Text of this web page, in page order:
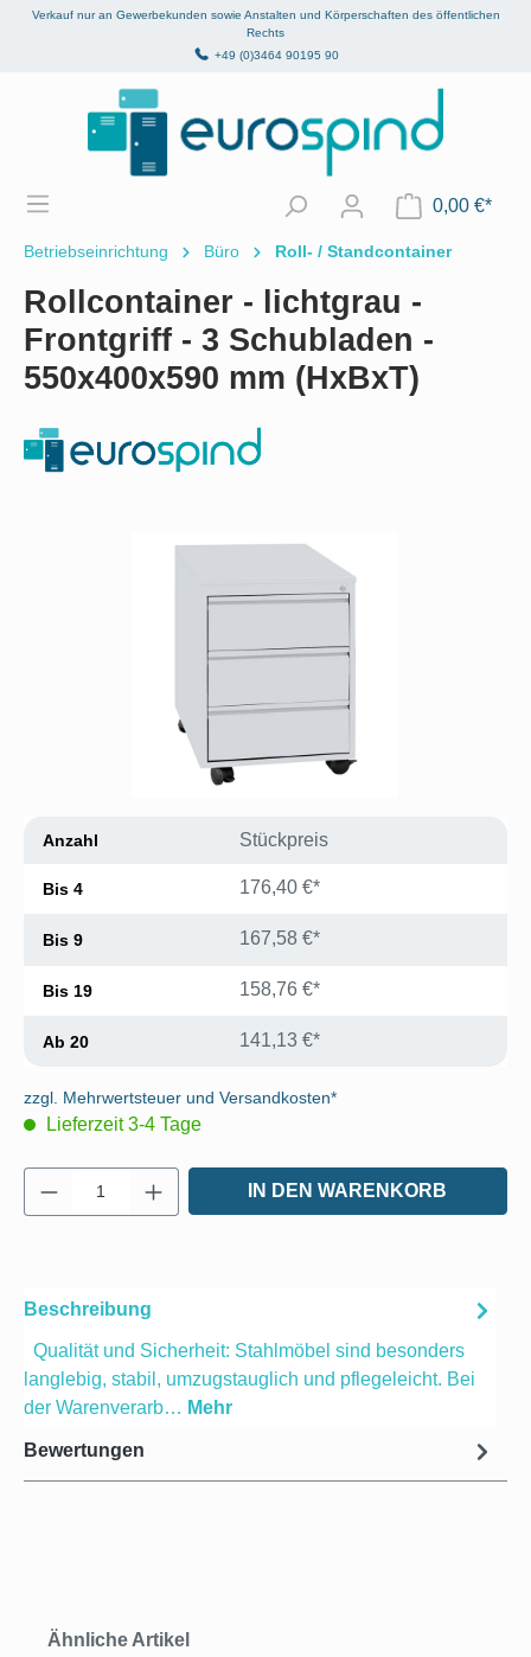
springen
Verkauf nur an Gewerbekunden sowie Anstalten und Körperschaften des öffentlichen
Rechts
+49 (0)3464 90195 90
0,00 €*
Betriebseinrichtung Büro Roll- / Standcontainer
Rollcontainer - lichtgrau -
Frontgriff - 3 Schubladen -
550x400x590 mm (HxBxT)
Bildergalerie überspringen
Anzahl Stückpreis
Bis 4 176,40 €*
Bis 9 167,58 €*
Bis 19 158,76 €*
Ab 20 141,13 €*
zzgl. Mehrwertsteuer und Versandkosten*
Lieferzeit 3-4 Tage
Produkt Anzahl: Gib den gewünschten
IN DEN WARENKORB
Beschreibung
Qualität und Sicherheit: Stahlmöbel sind besonders
langlebig, stabil, umzugstauglich und pflegeleicht. Bei
der Warenverarb… Mehr
Bewertungen
Produktgalerie überspringen
Ähnliche Artikel